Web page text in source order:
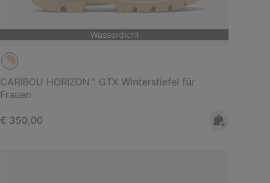
Wasserdicht
CARIBOU HORIZON™ GTX Winterstiefel für
Frauen
Regular price:
€ 350,00